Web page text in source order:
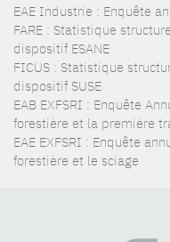
EAE Industrie : Enquête
FARE : Statistique
dispositif ESANE
FICUS : Statistique
dispositif SUSE
EAB EXFSRI : Enquête
forestière et la première
EAE EXFSRI : Enquête
forestière et le sciage